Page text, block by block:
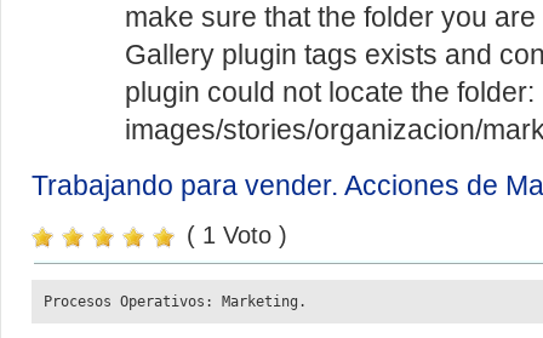
make sure that the folder you
Gallery plugin tags exists and
plugin could not locate the folder:
images/stories/organizacion/
Trabajando para vender. Acciones de
( 1 Voto )
Procesos Operativos: Marketing.